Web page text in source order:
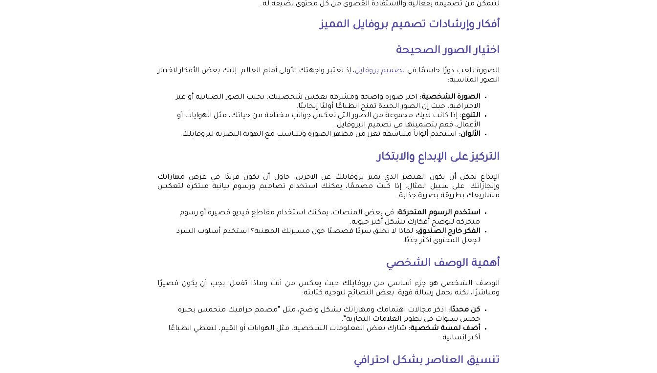
لتتمكن من تصميمه بفعالية والاستفادة القصوى من كل محتوى تضيفه له.
أفكار وإرشادات تصميم بروفايل المميز
اختيار الصور الصحيحة
الصورة تلعب دورًا حاسمًا في تصميم بروفايل، إذ تعتبر واجهتك الأولى أمام العالم. إليك بعض الأفكار لاختيار
الصور المناسبة:
الصورة الشخصية: اختر صورة واضحة ومشرقة تعكس شخصيتك. تجنب الصور الضبابية أو غير
الاحترافية، حيث إن الصور الجيدة تمنح انطباعًا أوليًا إيجابيًا.
التنوع: إذا كانت لديك مجموعة من الصور التي تعكس جوانب مختلفة من حياتك، مثل الهوايات أو
الأعمال، فقم بتضمينها في تصميم البروفايل.
الألوان: استخدم ألواناً متناسقة تعزز من مظهر الصورة وتتناسب مع الهوية البصرية لبروفايلك.
التركيز على الإبداع والابتكار
الإبداع يمكن أن يكون العنصر الذي يميز بروفايلك عن الآخرين. حاول أن تكون فريدًا في عرض مهاراتك
وإنجازاتك. على سبيل المثال، إذا كنت مصممًا، يمكنك استخدام تصاميم ورسوم بيانية مبتكرة لتعكس
مشاريعك بطريقة بصرية جذابة.
استخدم الرسوم المتحركة: في بعض المنصات، يمكنك استخدام مقاطع فيديو قصيرة أو رسوم
متحركة لتوضح أفكارك بشكل أكثر حيوية.
الفكر خارج الصندوق: لماذا لا تخلق سردًا قصصيًا حول مسيرتك المهنية؟ استخدم أسلوب السرد
لجعل المحتوى أكثر جذبًا.
أهمية الوصف الشخصي
الوصف الشخصي هو جزء أساسي من بروفايلك حيث يعكس من أنت وماذا تفعل. يجب أن يكون قصيرًا
ومباشرًا، لكنه يحمل رسالة قوية. بعض النصائح لتوجيه كتابته:
كن محددًا: اذكر مجالات اهتمامك ومهاراتك بشكل واضح، مثل “مصمم جرافيك متحمس بخبرة
خمس سنوات في تطوير العلامات التجارية”.
أضف لمسة شخصية: شارك بعض المعلومات الشخصية، مثل الهوايات أو القيم، لتعطي انطباعًا
أكتر إنسانية.
تنسيق العناصر بشكل احترافي